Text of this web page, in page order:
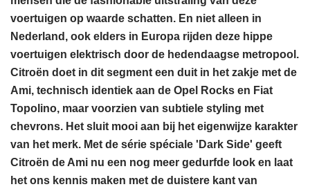
voertuigen op waarde schatten. En niet alleen in
Nederland, ook elders in Europa rijden deze hippe
voertuigen elektrisch door de hedendaagse metropool.
Citroën doet in dit segment een duit in het zakje met de
Ami, technisch identiek aan de Opel Rocks en Fiat
Topolino, maar voorzien van subtiele styling met
chevrons. Het sluit mooi aan bij het eigenwijze karakter
van het merk. Met de série spéciale 'Dark Side' geeft
Citroën de Ami nu een nog meer gedurfde look en laat
het ons kennis maken met de duistere kant van